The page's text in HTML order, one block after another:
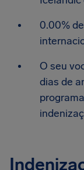
0.00%
O seu
dias de